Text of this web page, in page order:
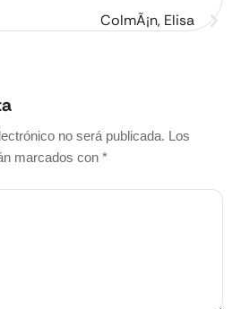
ColmÃ¡n, Elisa
no será publicada. Los
marcados con *